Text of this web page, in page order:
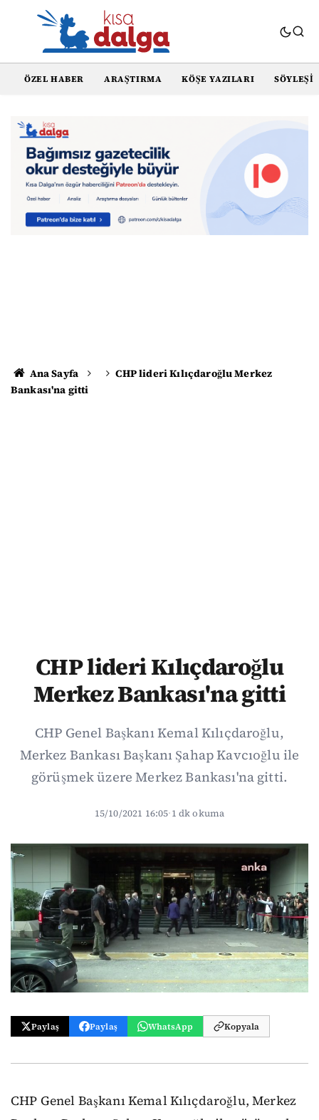
ÖZEL HABER ARAŞTIRMA KÖŞE YAZILARI SÖYLEŞI
Ana Sayfa
CHP lideri Kılıçdaroğlu Merkez
Bankası'na gitti
CHP lideri Kılıçdaroğlu
Merkez Bankası'na gitti
CHP Genel Başkanı Kemal Kılıçdaroğlu,
Merkez Bankası Başkanı Şahap Kavcıoğlu ile
görüşmek üzere Merkez Bankası'na gitti.
15/10/2021 16:05·1 dk okuma
Paylaş Paylaş WhatsApp Kopyala
CHP Genel Başkanı Kemal Kılıçdaroğlu, Merkez